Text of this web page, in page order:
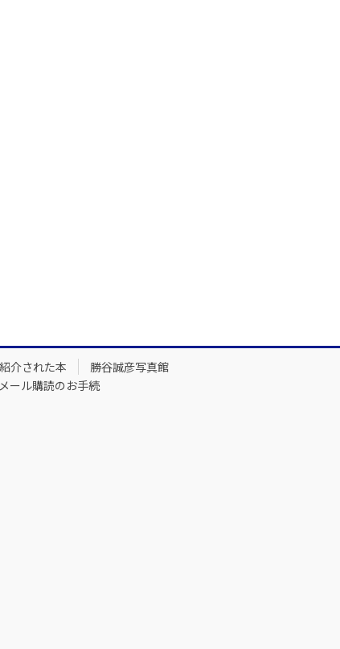
介された本
勝谷誠彦写真館
メール購読のお手続